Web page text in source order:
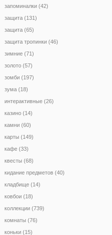
запоминалки (42)
защита (131)
защита (65)
защита тропинки (46)
зимние (71)
золото (57)
зомби (197)
зума (18)
интерактивные (26)
казино (14)
камни (60)
карты (149)
кафе (33)
квесты (68)
кидание предметов (40)
кладбище (14)
ковбои (18)
коллекции (739)
комнаты (76)
коньки (15)